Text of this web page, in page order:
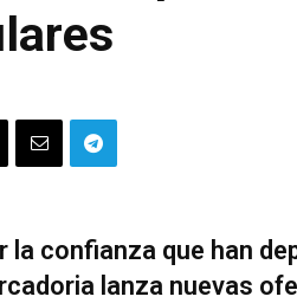
la confianza que han
lanza nuevas